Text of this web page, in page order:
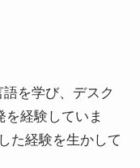
を学び、デスク
を経験していま
た経験を生かして